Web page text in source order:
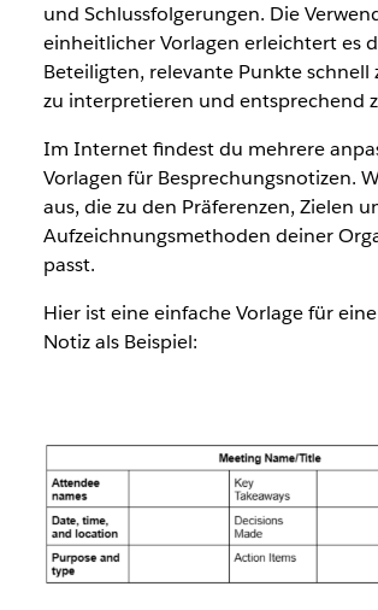
und Schlussfolgerungen. Die
einheitlicher Vorlagen erleichtert es
Beteiligten, relevante Punkte schnell
zu interpretieren und entsprechend
Im Internet findest du mehrere
Vorlagen für Besprechungsnotizen.
aus, die zu den Präferenzen, Zielen
Aufzeichnungsmethoden deiner
passt.
Hier ist eine einfache Vorlage für
Notiz als Beispiel: